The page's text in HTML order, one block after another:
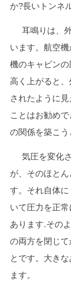
か?長いトンネ
耳鳴りは、
います。航空
機のキャビン
高く上がると
されたように
ことはお勧め
の関係を築こう
気圧を変化
が、そのほと
す。それ自体
いて圧力を正
あります.その
の両方を閉じ
とです。大き
ます。